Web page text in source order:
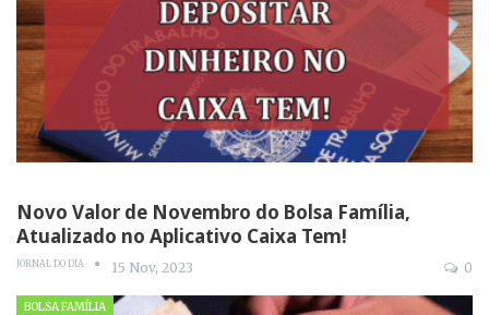
Novo Valor de Novembro do Bolsa Família,
Atualizado no Aplicativo Caixa Tem!
JORNAL DO DIA 15 Nov, 2023 0
BOLSA FAMÍLIA